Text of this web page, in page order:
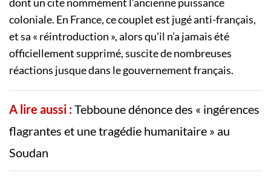
dont un cite nommément l’ancienne puissance
coloniale. En France, ce couplet est jugé anti-français,
et sa « réintroduction », alors qu’il n’a jamais été
officiellement supprimé, suscite de nombreuses
réactions jusque dans le gouvernement français.
A lire aussi :Tebboune dénonce des « ingérences
flagrantes et une tragédie humanitaire » au
Soudan